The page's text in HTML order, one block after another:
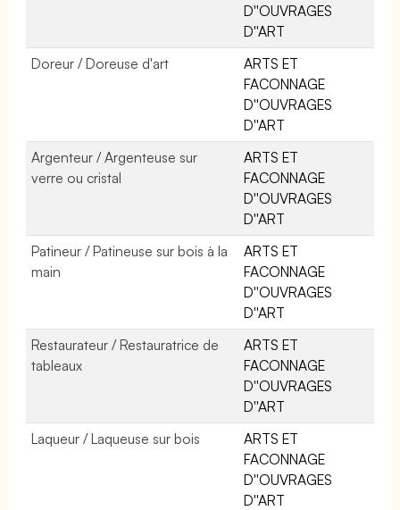
D''OUVRAGES
D''ART
Doreur / Doreuse d'art
ARTS ET
FACONNAGE
D''OUVRAGES
D''ART
Argenteur / Argenteuse sur
verre ou cristal
ARTS ET
FACONNAGE
D''OUVRAGES
D''ART
Patineur / Patineuse sur bois à la
main
ARTS ET
FACONNAGE
D''OUVRAGES
D''ART
Restaurateur / Restauratrice de
tableaux
ARTS ET
FACONNAGE
D''OUVRAGES
D''ART
Laqueur / Laqueuse sur bois
ARTS ET
FACONNAGE
D''OUVRAGES
D''ART